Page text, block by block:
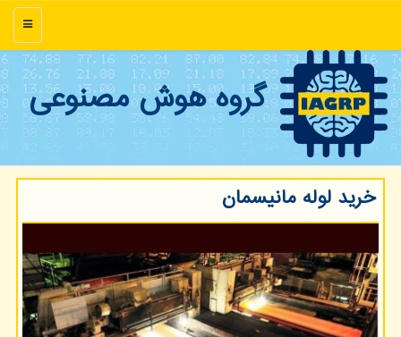
منو
گروه هوش مصنوعی
خرید لوله مانیسمان